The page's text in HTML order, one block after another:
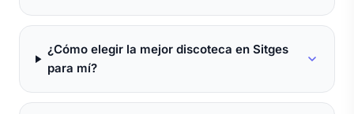
¿Cómo elegir la mejor discoteca en Sitges
para mí?